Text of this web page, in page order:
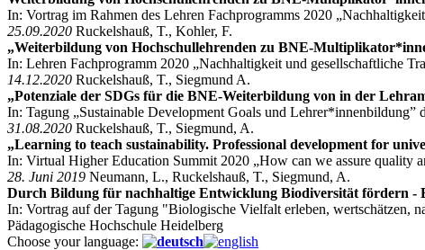
In: Vortrag im Rahmen des Lehren Fachprogramms 2020
25.09.2020 Ruckelshauß, T., Kohler, F.
„Weiterbildung von Hochschullehrenden zu BNE-
In: Lehren Fachprogramm 2020 „Nachhaltigkeit und gesellschaftliche
14.12.2020 Ruckelshauß, T., Siegmund A.
„Potenziale der SDGs für die BNE-Weiterbildung von in der
In: Tagung „Sustainable Development Goals und
31.08.2020 Ruckelshauß, T., Siegmund, A.
„Learning to teach sustainability. Professional development for
In: Virtual Higher Education Summit 2020 „How can we assure quality
28. Juni 2019 Neumann, L., Ruckelshauß, T., Siegmund, A.
Durch Bildung für nachhaltige Entwicklung Biodiversität fördern -
In: Vortrag auf der Tagung "Biologische Vielfalt erleben, wertschätzen,
Pädagogische Hochschule Heidelberg
Choose your language: